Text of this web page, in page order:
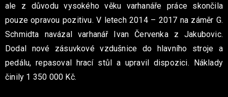
ale z důvodu vysokého věku varhanáře práce skončila
pouze opravou pozitivu. V letech 2014 – 2017 na záměr G.
Schmidta navázal varhanář Ivan Červenka z Jakubovic.
Dodal nové zásuvkové vzdušnice do hlavního stroje a
pedálu, repasoval hrací stůl a upravil dispozici. Náklady
činily 1 350 000 Kč.